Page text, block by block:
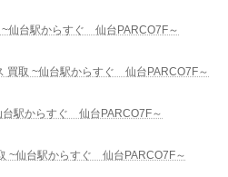
~仙台駅からすぐ 仙台PARCO7F～
買取 ~仙台駅からすぐ 仙台PARCO7F～
台駅からすぐ 仙台PARCO7F～
~仙台駅からすぐ 仙台PARCO7F～